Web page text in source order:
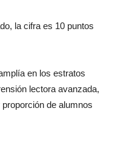
la cifra es 10 puntos
en los estratos
lectora avanzada,
de alumnos